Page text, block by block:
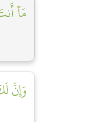
مَآ
وَإِنَّ